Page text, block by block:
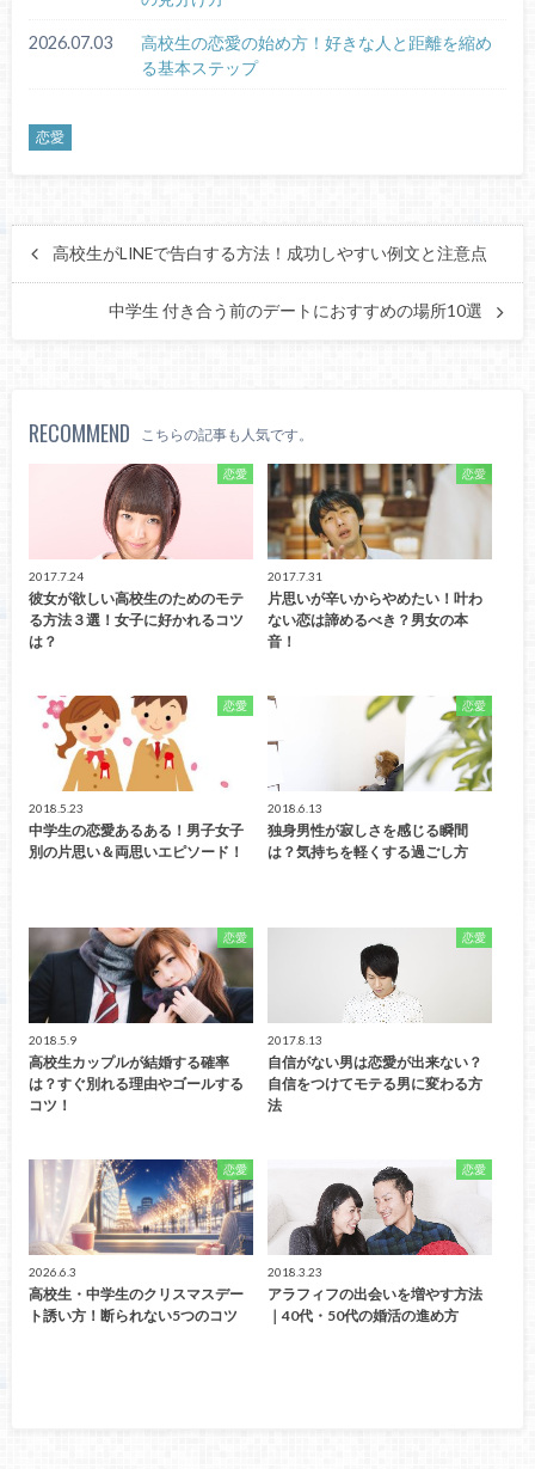
2026.07.03
高校生の恋愛の始め方！好きな人と距離を縮め
る基本ステップ
恋愛
高校生がLINEで告白する方法！成功しやすい例文と注意点
中学生 付き合う前のデートにおすすめの場所10選
RECOMMEND こちらの記事も人気です。
恋愛
2017.7.24
彼女が欲しい高校生のためのモテ
る方法３選！女子に好かれるコツ
は？
恋愛
2017.7.31
片思いが辛いからやめたい！叶わ
ない恋は諦めるべき？男女の本
音！
恋愛
2018.5.23
中学生の恋愛あるある！男子女子
別の片思い＆両思いエピソード！
恋愛
2018.6.13
独身男性が寂しさを感じる瞬間
は？気持ちを軽くする過ごし方
恋愛
2018.5.9
高校生カップルが結婚する確率
は？すぐ別れる理由やゴールする
コツ！
恋愛
2017.8.13
自信がない男は恋愛が出来ない？
自信をつけてモテる男に変わる方
法
恋愛
2026.6.3
高校生・中学生のクリスマスデー
ト誘い方！断られない5つのコツ
恋愛
2018.3.23
アラフィフの出会いを増やす方法
｜40代・50代の婚活の進め方